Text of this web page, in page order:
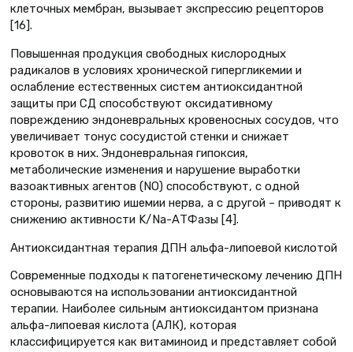
клеточных мембран, вызывает экспрессию рецепторов
[16].
Повышенная продукция свободных кислородных
радикалов в условиях хронической гипергликемии и
ослабление естественных систем антиоксидантной
защиты при СД способствуют оксидативному
повреждению эндоневральных кровеносных сосудов, что
увеличивает тонус сосудистой стенки и снижает
кровоток в них. Эндоневральная гипоксия,
метаболические изменения и нарушение выработки
вазоактивных агентов (NО) способствуют, с одной
стороны, развитию ишемии нерва, а с другой – приводят к
снижению активности K/Na-АТФазы [4].
Антиоксидантная терапия ДПН альфа-липоевой кислотой
Современные подходы к патогенетическому лечению ДПН
основываются на использовании антиоксидантной
терапии. Наиболее сильным антиоксидантом признана
альфа-липоевая кислота (АЛК), которая
классифицируется как витаминоид и представляет собой